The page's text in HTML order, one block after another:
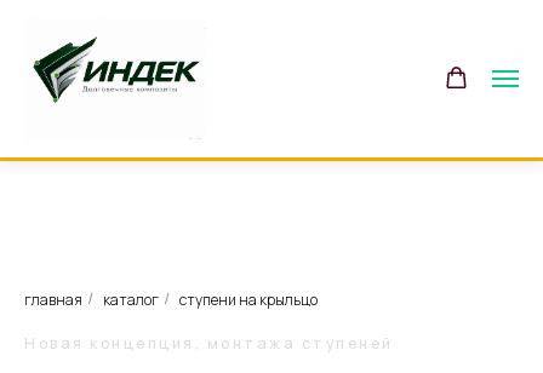
главная / каталог / ступени на крыльцо
Новая концепция, монтажа ступеней